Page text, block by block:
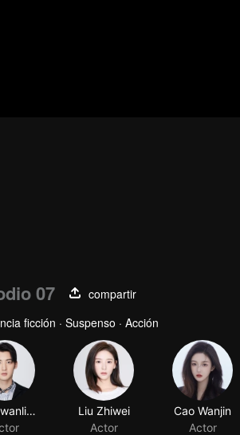
07
compartir
ficción · Suspenso · Acción
Pengwanli Chen
Liu Zhiwei
Actor
Cao Wanjin
Actor